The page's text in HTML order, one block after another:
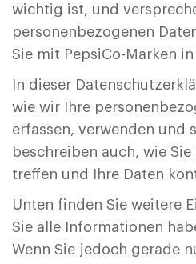
wichtig ist, und
personenbezogenen
Sie mit PepsiCo-Marken
In dieser
wie wir Ihre
erfassen, verwenden und
beschreiben auch, wie
treffen und Ihre Daten
Unten finden Sie weitere
Sie alle Informationen
Wenn Sie jedoch gerade